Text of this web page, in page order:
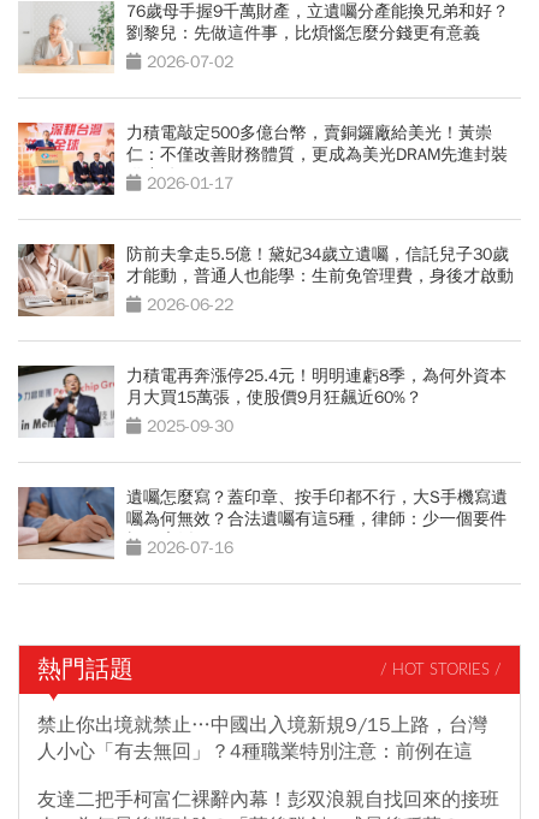
76歲母手握9千萬財產，立遺囑分產能換兄弟和好？
劉黎兒：先做這件事，比煩惱怎麼分錢更有意義
2026-07-02
力積電敲定500多億台幣，賣銅鑼廠給美光！黃崇
仁：不僅改善財務體質，更成為美光DRAM先進封裝
供應鏈
2026-01-17
防前夫拿走5.5億！黛妃34歲立遺囑，信託兒子30歲
才能動，普通人也能學：生前免管理費，身後才啟動
2026-06-22
力積電再奔漲停25.4元！明明連虧8季，為何外資本
月大買15萬張，使股價9月狂飆近60%？
2025-09-30
遺囑怎麼寫？蓋印章、按手印都不行，大S手機寫遺
囑為何無效？合法遺囑有這5種，律師：少一個要件
視同廢紙
2026-07-16
熱門話題 / HOT STORIES /
禁止你出境就禁止…中國出入境新規9/15上路，台灣
人小心「有去無回」？4種職業特別注意：前例在這
友達二把手柯富仁裸辭內幕！彭双浪親自找回來的接班